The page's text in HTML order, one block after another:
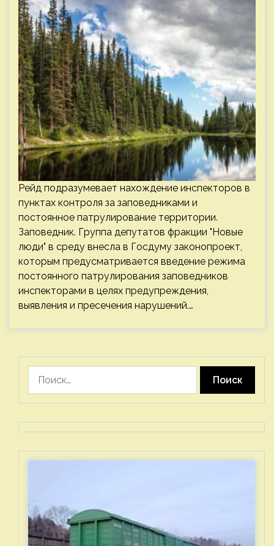
Рейд подразумевает нахождение инспекторов в
пунктах контроля за заповедниками и
постоянное патрулирование территории.
Заповедник. Группа депутатов фракции "Новые
люди" в среду внесла в Госдуму законопроект,
которым предусматривается введение режима
постоянного патрулирования заповедников
инспекторами в целях предупреждения,
выявления и пресечения нарушений.…